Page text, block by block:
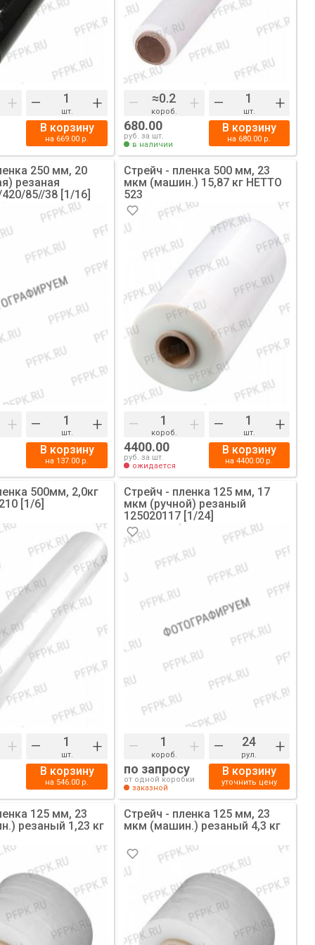
+ – шт. +
В корзину
на 669.00 р.
– короб. + – шт. +
680.00
руб. за шт.
в наличии
В корзину
на 680.00 р.
250 мм, 20
резаная
85//38 [1/16]
+ – шт. +
В корзину
на 137.00 р.
Стрейч - пленка 500 мм, 23
мкм (машин.) 15,87 кг НЕТТО
523
– короб. + – шт. +
4400.00
руб. за шт.
ожидается
В корзину
на4400.00 р.
500мм, 2,0кг
[1/6]
+ – шт. +
В корзину
на 546.00 р.
Стрейч - пленка 125 мм, 17
мкм (ручной) резаный
125020117 [1/24]
– короб. + – рул. +
по запросу
от одной коробки
заказной
В корзину
уточнить цену
125 мм, 23
резаный 1,23 кг
Стрейч - пленка 125 мм, 23
мкм (машин.) резаный 4,3 кг